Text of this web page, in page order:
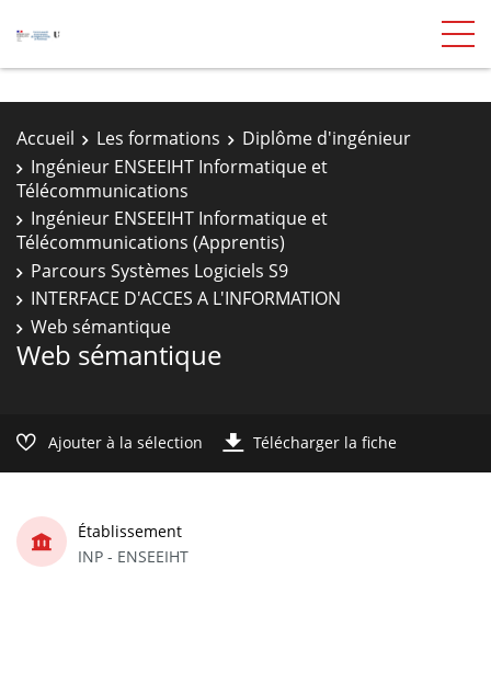
Accueil Les formations
Diplôme d'ingénieur
Ingénieur ENSEEIHT Informatique et
Télécommunications
Ingénieur ENSEEIHT Informatique et
Télécommunications (Apprentis)
Parcours Systèmes Logiciels S9
INTERFACE D'ACCES A L'INFORMATION
Web sémantique
Web sémantique
Ajouter à la sélection Télécharger la fiche
Établissement
INP - ENSEEIHT